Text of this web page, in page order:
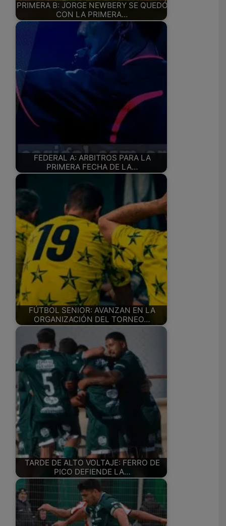
PRIMERA B: JORGE NEWBERY SE QUEDÓ
CON LA PRIMERA…
FEDERAL A: ARBITROS PARA LA
PRIMERA FECHA DE LA…
FÚTBOL SENIOR: AVANZAN EN LA
ORGANIZACIÓN DEL TORNEO…
TARDE DE ALTO VOLTAJE: FERRO DE
PICO DEFIENDE LA…